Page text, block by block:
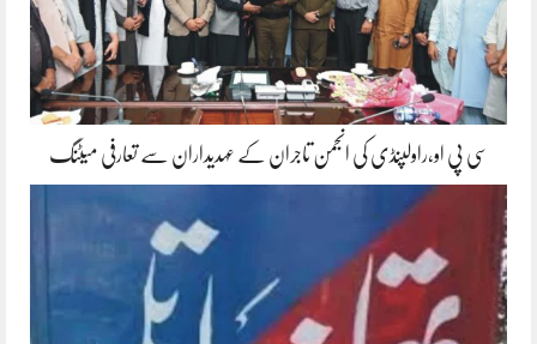
سی پی او،راولپنڈی کی انجمن تاجران کے عہدیداران سے تعارفی میٹنگ